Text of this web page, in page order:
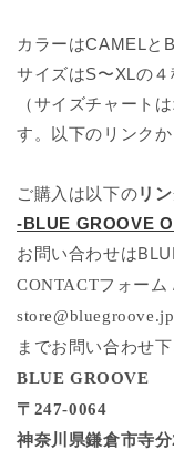
カラーはCAMELと
サイズはS〜XLの４
（サイズチャート
す。以下のリンクか
ご購入は以下のリ
-BLUE GROOVE
お問い合わせは
CONTACTフォーム
store@bluegroove.jp
までお問い合わせ下
BLUE GROOVE
〒247-0064
神奈川県鎌倉市寺